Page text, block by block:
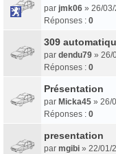
par jmk06 » 26/
Réponses : 0
309
par dendu79 » 26/
Réponses : 0
Présentation
par Micka45 » 26/
Réponses : 0
presentation
par mgibi » 22/01/